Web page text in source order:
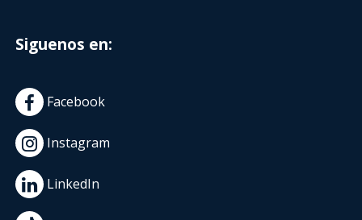
Siguenos en:
Facebook
Instagram
LinkedIn